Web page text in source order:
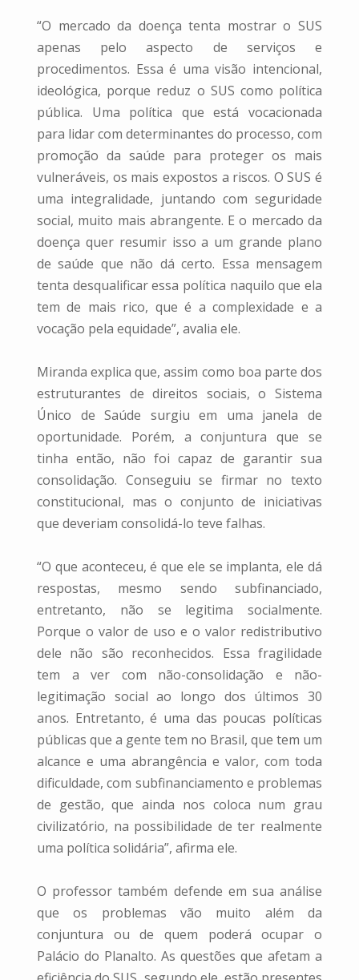
“O mercado da doença tenta mostrar o SUS
apenas pelo aspecto de serviços e
procedimentos. Essa é uma visão intencional,
ideológica, porque reduz o SUS como política
pública. Uma política que está vocacionada
para lidar com determinantes do processo, com
promoção da saúde para proteger os mais
vulneráveis, os mais expostos a riscos. O SUS é
uma integralidade, juntando com seguridade
social, muito mais abrangente. E o mercado da
doença quer resumir isso a um grande plano
de saúde que não dá certo. Essa mensagem
tenta desqualificar essa política naquilo que ela
tem de mais rico, que é a complexidade e a
vocação pela equidade”, avalia ele.
Miranda explica que, assim como boa parte dos
estruturantes de direitos sociais, o Sistema
Único de Saúde surgiu em uma janela de
oportunidade. Porém, a conjuntura que se
tinha então, não foi capaz de garantir sua
consolidação. Conseguiu se firmar no texto
constitucional, mas o conjunto de iniciativas
que deveriam consolidá-lo teve falhas.
“O que aconteceu, é que ele se implanta, ele dá
respostas, mesmo sendo subfinanciado,
entretanto, não se legitima socialmente.
Porque o valor de uso e o valor redistributivo
dele não são reconhecidos. Essa fragilidade
tem a ver com não-consolidação e não-
legitimação social ao longo dos últimos 30
anos. Entretanto, é uma das poucas políticas
públicas que a gente tem no Brasil, que tem um
alcance e uma abrangência e valor, com toda
dificuldade, com subfinanciamento e problemas
de gestão, que ainda nos coloca num grau
civilizatório, na possibilidade de ter realmente
uma política solidária”, afirma ele.
O professor também defende em sua análise
que os problemas vão muito além da
conjuntura ou de quem poderá ocupar o
Palácio do Planalto. As questões que afetam a